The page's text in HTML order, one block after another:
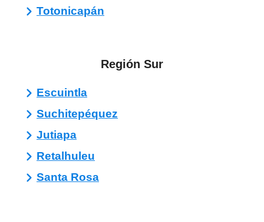
Totonicapán
Región Sur
Escuintla
Suchitepéquez
Jutiapa
Retalhuleu
Santa Rosa